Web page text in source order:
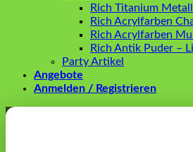
Rich Titanium
Rich Acrylfarben
Rich Acrylfarben
Rich Antik Puder –
Party Artikel
Angebote
Anmelden / Registrieren
Anmelden